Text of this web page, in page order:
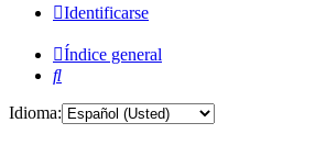
Identificarse
Índice general
Buscar
Idioma: